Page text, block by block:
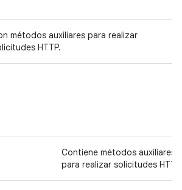
métodos auxiliares para realizar
HTTP.
Contiene métodos auxiliares
para realizar solicitudes